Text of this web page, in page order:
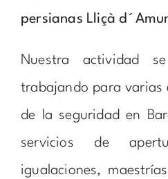
persianas Lliçà
Nuestra actividad
trabajando para varias
de la seguridad en
servicios de
igualaciones,